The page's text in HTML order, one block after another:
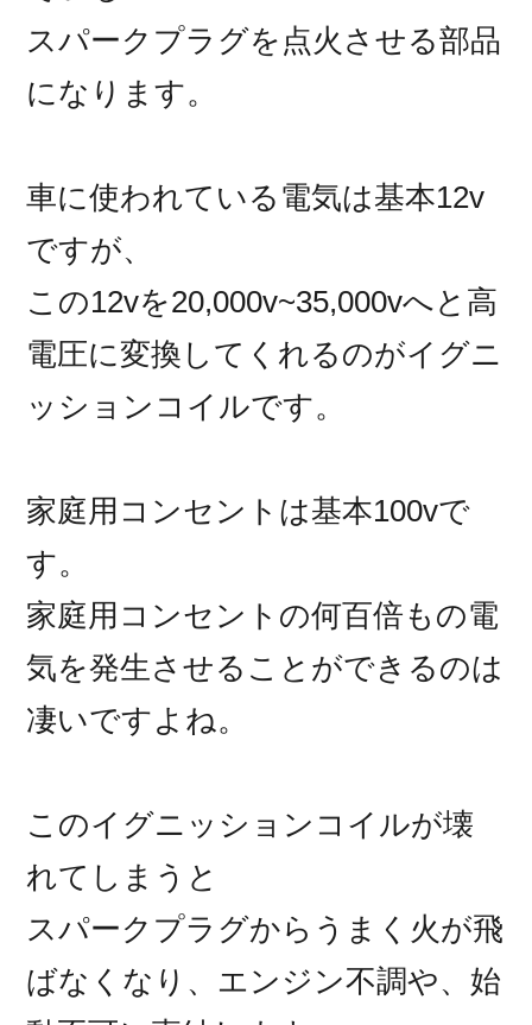
スパークプラグを点火させる部品
になります。
車に使われている電気は基本12v
ですが、
この12vを20,000v~35,000vへと高
電圧に変換してくれるのがイグニ
ッションコイルです。
家庭用コンセントは基本100vで
す。
家庭用コンセントの何百倍もの電
気を発生させることができるのは
凄いですよね。
このイグニッションコイルが壊
れてしまうと
スパークプラグからうまく火が飛
ばなくなり、エンジン不調や、始